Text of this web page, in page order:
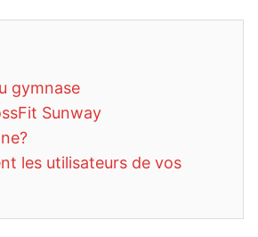
gymnase
Sunway
les utilisateurs de vos